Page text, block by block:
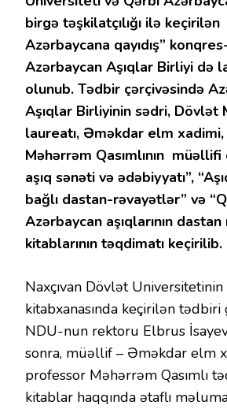
birgə təşkilatçılığı ilə
Azərbaycana qayıdış”
Azərbaycan Aşıqlar Birliyi də
olunub. Tədbir çərçivəsində
Aşıqlar Birliyinin sədri, Dövlət
laureatı, Əməkdar elm
Məhərrəm Qasımlının
aşıq sənəti və ədəbiyyatı”,
bağlı dastan-rəvayətlər” və
Azərbaycan aşıqlarının
kitablarının təqdimatı keçirilib.
Naxçıvan Dövlət
kitabxanasında keçirilən
NDU-nun rektoru Elbrus
sonra, müəllif – Əməkdar elm
professor Məhərrəm Qasımlı
kitablar haqqında ətaflı